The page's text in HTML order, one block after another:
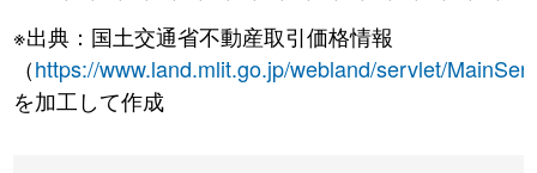
※出典：国土交通省不動産取引価格情報
（https://www.land.mlit.go.jp/webland/servlet/
を加工して作成